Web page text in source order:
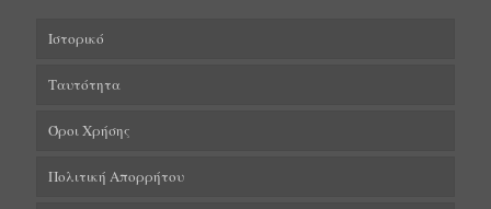
Ιστορικό
Ταυτότητα
Όροι Χρήσης
Πολιτική Απορρήτου